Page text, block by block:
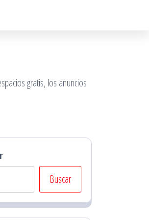
gratis, los anuncios
Buscar